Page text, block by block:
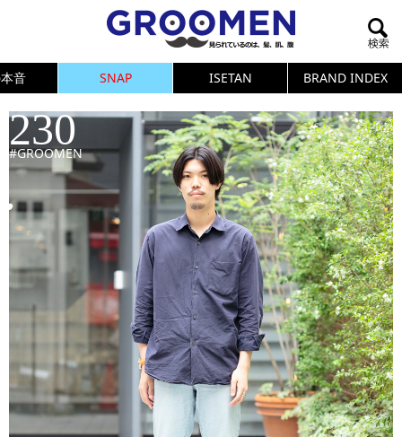
音 SNAP ISETAN BRAND INDEX
230
#GROOMEN